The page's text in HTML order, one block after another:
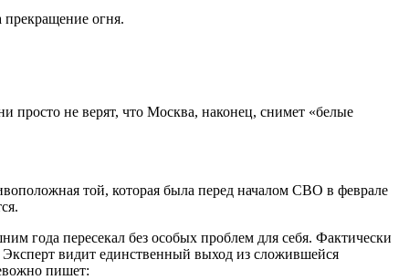
огня.
не верят, что Москва, наконец, снимет «белые
той, которая была перед началом СВО в феврале
года пересекал без особых проблем для себя. Фактически
Эксперт видит единственный выход из сложившейся
пишет: